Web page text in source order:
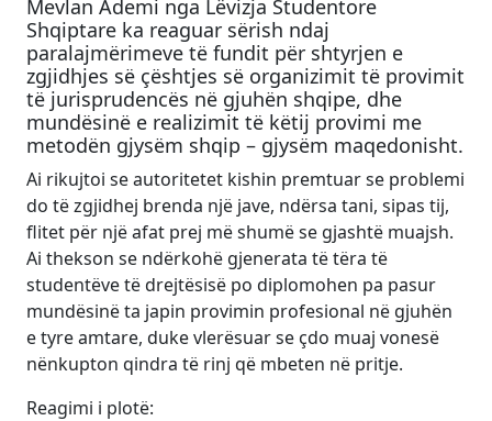
Mevlan Ademi nga Lëvizja Studentore
Shqiptare ka reaguar sërish ndaj
paralajmërimeve të fundit për shtyrjen e
zgjidhjes së çështjes së organizimit të provimit
të jurisprudencës në gjuhën shqipe, dhe
mundësinë e realizimit të këtij provimi me
metodën gjysëm shqip – gjysëm maqedonisht.
Ai rikujtoi se autoritetet kishin premtuar se problemi
do të zgjidhej brenda një jave, ndërsa tani, sipas tij,
flitet për një afat prej më shumë se gjashtë muajsh.
Ai thekson se ndërkohë gjenerata të tëra të
studentëve të drejtësisë po diplomohen pa pasur
mundësinë ta japin provimin profesional në gjuhën
e tyre amtare, duke vlerësuar se çdo muaj vonesë
nënkupton qindra të rinj që mbeten në pritje.
Reagimi i plotë: